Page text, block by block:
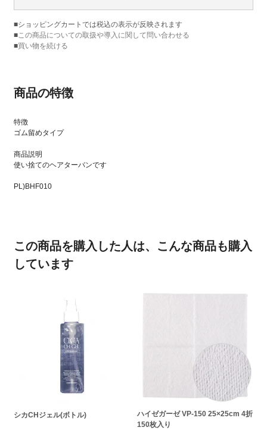
■ショッピングカートでは税込の表示が反映されます
■この商品についての取扱や導入に関して問い合わせる
■買い物を続ける
商品の特徴
特徴
ゴム留めタイプ
商品説明
使い捨てのヘアターバンです
PL)BHF010
この商品を購入した人は、こんな商品も購入
しています
シカCHジェル(ボトル)
ハイゼガーゼ VP-150 25×25cm 4折
150枚入り